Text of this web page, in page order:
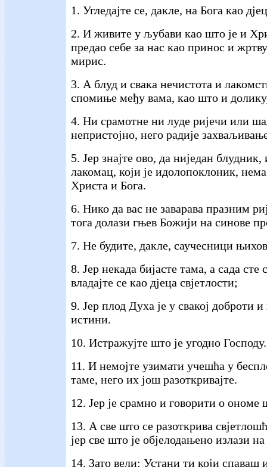
1. Угледајте се, дакле, на Бога као
2. И живите у љубави као што је и
предао себе за нас као принос и
мирис.
3. А блуд и свака нечистота и
спомиње међу вама, као што и
4. Ни срамотне ни луде ријечи или
непристојно, него радије
5. Јер знајте ово, да ниједан
лакомац, који је идолопоклоник,
Христа и Бога.
6. Нико да вас не заварава празним
тога долази гњев Божији на синове
7. Не будите, дакле, саучесници
8. Јер некада бијасте тама, а сада сте
владајте се као дјеца свјетлости;
9. Јер плод Духа је у свакој доброти
истини.
10. Истражујте што је угодно Господу.
11. И немојте узимати учешћа у
таме, него их још разоткривајте.
12. Јер је срамно и говорити о ономе
13. А све што се разоткрива
јер све што је објелодањено излази на
14. Зато вели: Устани ти који спаваш